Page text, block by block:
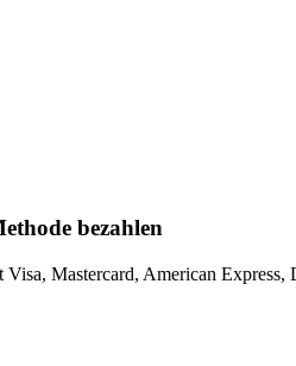
bezahlen
Visa, Mastercard, American